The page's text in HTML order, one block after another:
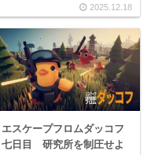
2025.12.18
エスケープフロムダッコフ
七日目 研究所を制圧せよ